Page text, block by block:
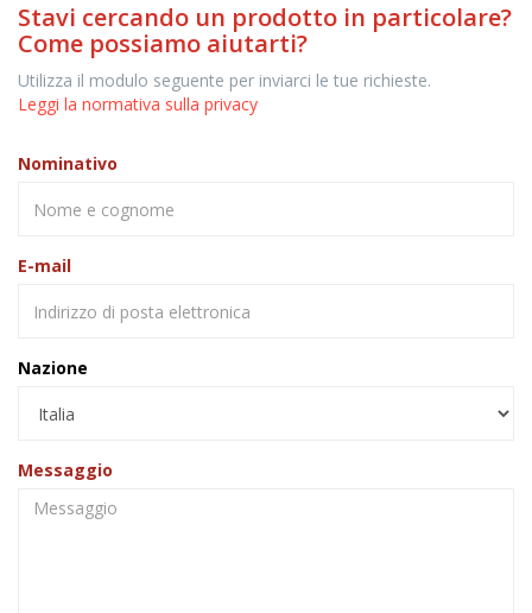
Stavi cercando un prodotto in particolare?
Come possiamo aiutarti?
Utilizza il modulo seguente per inviarci le tue richieste.
Leggi la normativa sulla privacy
Nominativo
E-mail
Nazione
Messaggio